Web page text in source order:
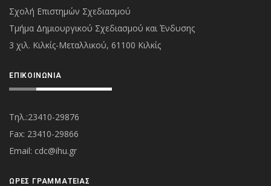
Σχολή Επιστημών Σχεδιασμού
Τμήμα Δημιουργικού Σχεδιασμού και Ένδυσης
3 χιλ. Κιλκίς-Μεταλλικού, 61100 Κιλκίς
ΕΠΙΚΟΙΝΩΝΊΑ
Τηλ.:23410-29876
Fax: 23410-29866
Εmail: cdc@ihu.gr
ΏΡΕΣ ΓΡΑΜΜΑΤΕΊΑΣ